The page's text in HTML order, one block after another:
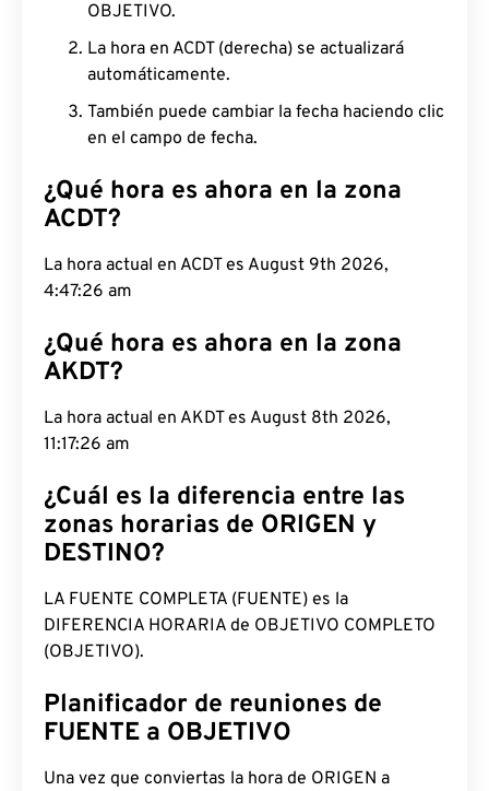
OBJETIVO.
La hora en ACDT (derecha) se actualizará
automáticamente.
También puede cambiar la fecha haciendo clic
en el campo de fecha.
¿Qué hora es ahora en la zona
ACDT?
La hora actual en ACDT es August 9th 2026,
4:47:27 am
¿Qué hora es ahora en la zona
AKDT?
La hora actual en AKDT es August 8th 2026,
11:17:27 am
¿Cuál es la diferencia entre las
zonas horarias de ORIGEN y
DESTINO?
LA FUENTE COMPLETA (FUENTE) es la
DIFERENCIA HORARIA de OBJETIVO COMPLETO
(OBJETIVO).
Planificador de reuniones de
FUENTE a OBJETIVO
Una vez que conviertas la hora de ORIGEN a